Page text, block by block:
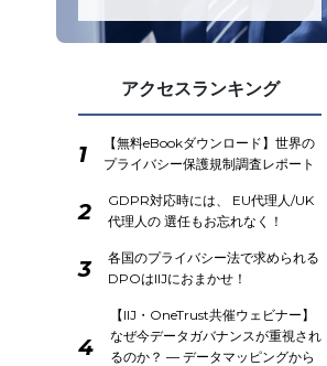
アクセスランキング
1
【無料eBookダウンロード】世界の
プライバシー保護規制調査レポート
2
GDPR対応時には、 EU代理人/UK
代理人の 選任もお忘れなく！
3
各国のプライバシー法で求められる
DPOはIIJにおまかせ！
4
【IIJ・OneTrust共催ウェビナー】
なぜ今データガバナンスが重視され
るのか？ ― データマッピングから